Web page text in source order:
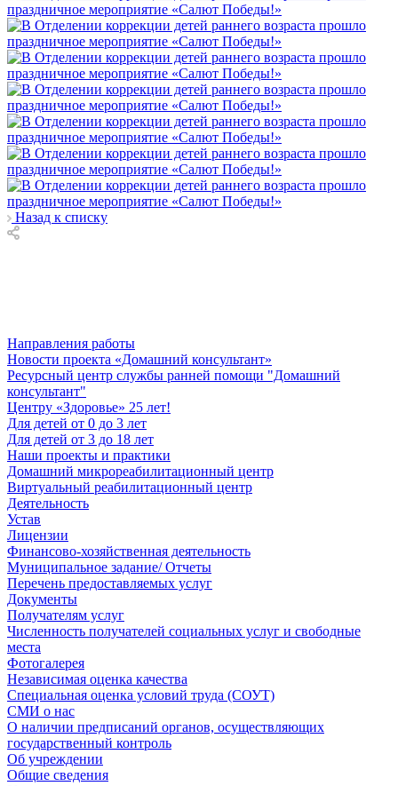
Назад к списку
Направления работы
Новости проекта «Домашний консультант»
Ресурсный центр службы ранней помощи "Домашний
консультант"
Центру «Здоровье» 25 лет!
Для детей от 0 до 3 лет
Для детей от 3 до 18 лет
Наши проекты и практики
Домашний микрореабилитационный центр
Виртуальный реабилитационный центр
Деятельность
Устав
Лицензии
Финансово-хозяйственная деятельность
Муниципальное задание/ Отчеты
Перечень предоставляемых услуг
Документы
Получателям услуг
Численность получателей социальных услуг и свободные
места
Фотогалерея
Независимая оценка качества
Специальная оценка условий труда (СОУТ)
СМИ о нас
О наличии предписаний органов, осуществляющих
государственный контроль
Об учреждении
Общие сведения